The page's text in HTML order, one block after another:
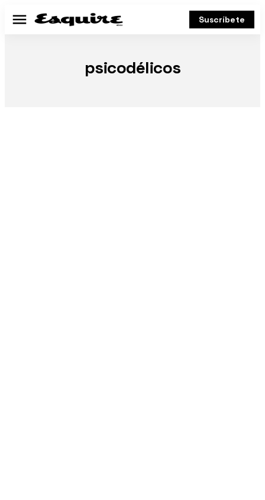
Menú Suscríbete
psicodélicos